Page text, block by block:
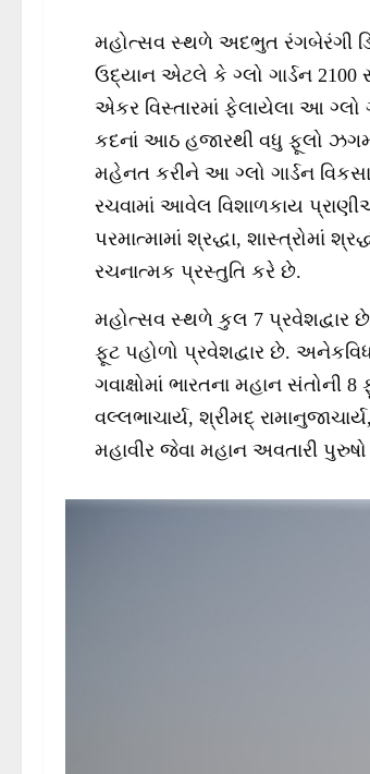
મહોત્સવ સ્થળે અદભુત રંગબેરંગી
ઉદ્યાન એટલે કે ગ્લો ગાર્ડન
એકર વિસ્તારમાં ફેલાયેલા આ ગ્લો
કદનાં આઠ હજારથી વધુ ફૂલો
મહેનત કરીને આ ગ્લો ગાર્ડન
રચવામાં આવેલ વિશાળકાય
પરમાત્મામાં શ્રદ્ધા, શાસ્ત્રોમાં
રચનાત્મક પ્રસ્તુતિ કરે છે.
મહોત્સવ સ્થળે કુલ 7 પ્રવેશદ્વાર
ફૂટ પહોળો પ્રવેશદ્વાર છે.
ગવાક્ષોમાં ભારતના મહાન
વલ્લભાચાર્ય, શ્રીમદ્
મહાવીર જેવા મહાન અવતારી